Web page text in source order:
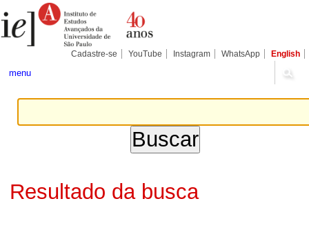
para
conteúdo.
Pessoais
Cadastre-se YouTube Instagram WhatsApp English
menu
Resultado da busca